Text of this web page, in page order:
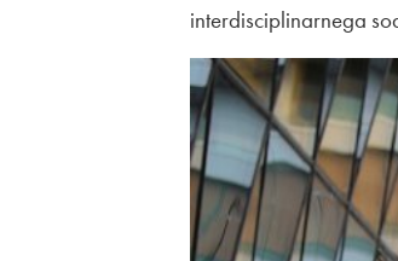
interdisciplinarnega